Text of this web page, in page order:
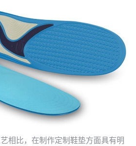
相比，在制作定制鞋垫方面具有明